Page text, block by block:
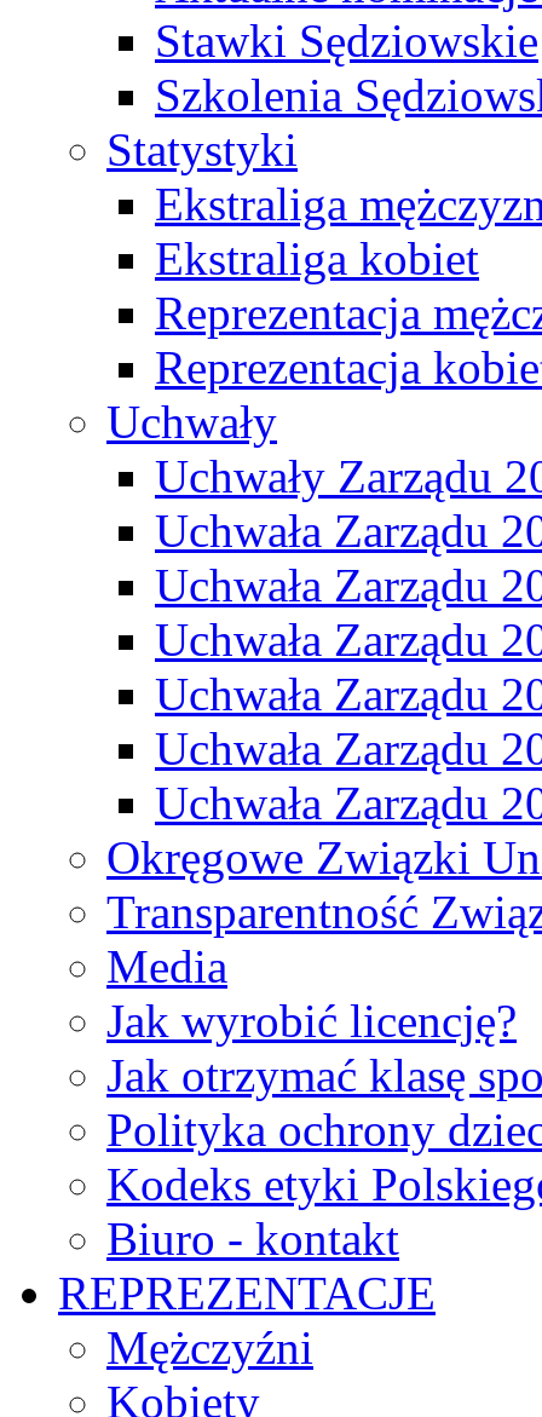
Stawki Sędziowskie
Szkolenia
Statystyki
Ekstraliga
Ekstraliga kobiet
Reprezentacja
Reprezentacja
Uchwały
Uchwały Zarządu
Uchwała Zarządu
Uchwała Zarządu
Uchwała Zarządu
Uchwała Zarządu
Uchwała Zarządu
Uchwała Zarządu
Okręgowe Związki
Transparentność
Media
Jak wyrobić licencję?
Jak otrzymać klasę
Polityka ochrony
Kodeks etyki
Biuro - kontakt
REPREZENTACJE
Mężczyźni
Kobiety